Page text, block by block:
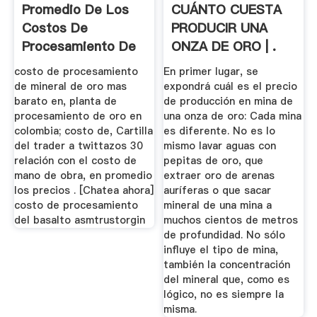
Promedio De Los
Costos De
Procesamiento De
Oro .
costo de procesamiento
de mineral de oro mas
barato en, planta de
procesamiento de oro en
colombia; costo de, Cartilla
del trader a twittazos 30
relación con el costo de
mano de obra, en promedio
los precios . [Chatea ahora]
costo de procesamiento
del basalto asmtrustorgin
CUÁNTO CUESTA
PRODUCIR UNA
ONZA DE ORO | .
En primer lugar, se
expondrá cuál es el precio
de producción en mina de
una onza de oro: Cada mina
es diferente. No es lo
mismo lavar aguas con
pepitas de oro, que
extraer oro de arenas
auríferas o que sacar
mineral de una mina a
muchos cientos de metros
de profundidad. No sólo
influye el tipo de mina,
también la concentración
del mineral que, como es
lógico, no es siempre la
misma.